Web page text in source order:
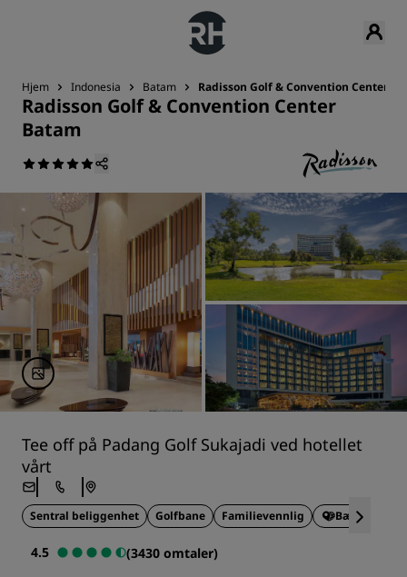
Hjem Indonesia Batam Radisson Golf & Convention Center
Radisson Golf & Convention Center
Batam
Tee off på Padang Golf Sukajadi ved hotellet
vårt
Sentral beliggenhet Golfbane Familievennlig
4.5
(3430 omtaler)